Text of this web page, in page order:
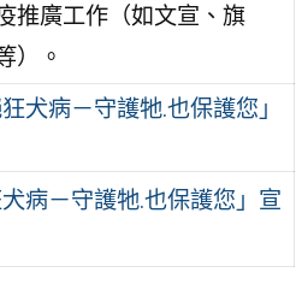
推廣工作（如文宣、旗
）。
狂犬病－守護牠.也保護您」
病－守護牠.也保護您」宣